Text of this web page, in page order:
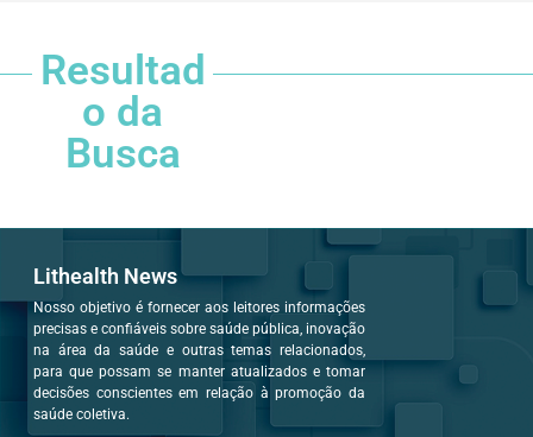
Resultad
o da
Busca
Lithealth News
Nosso objetivo é fornecer aos leitores informações
precisas e confiáveis sobre saúde pública, inovação
na área da saúde e outras temas relacionados,
para que possam se manter atualizados e tomar
decisões conscientes em relação à promoção da
saúde coletiva.